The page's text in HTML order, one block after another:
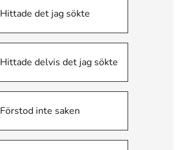
Hittade det jag sökte
Hittade delvis det jag sökte
Förstod inte saken